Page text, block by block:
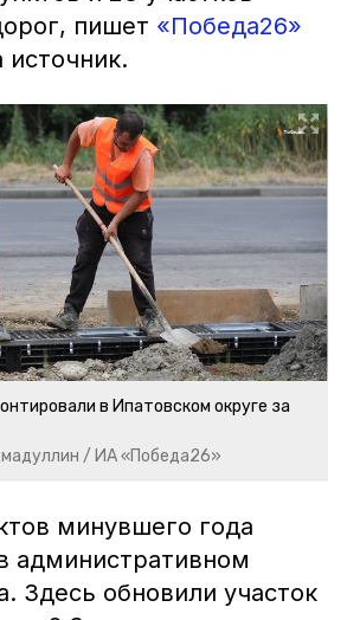
пишет «Победа26»
источник.
в Ипатовском округе за
/ ИА «Победа26»
минувшего года
административном
Здесь обновили участок